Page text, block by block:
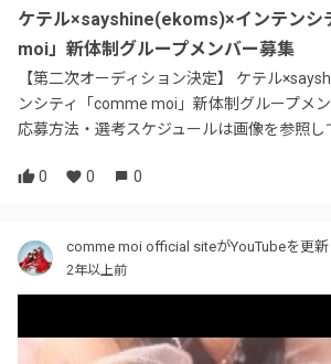
ケテル×sayshine(ekoms)×インテンシ
moi」新体制グループメンバー募集
【第二次オーディション決定】 ケテル
ンシティ「comme moi」新体制グループメ
応募方法・選考スケジュールは画像を参照し
0 0 0
comme moi official siteがYouTubeを更
2年以上前